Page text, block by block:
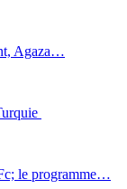
Agaza…
le programme…